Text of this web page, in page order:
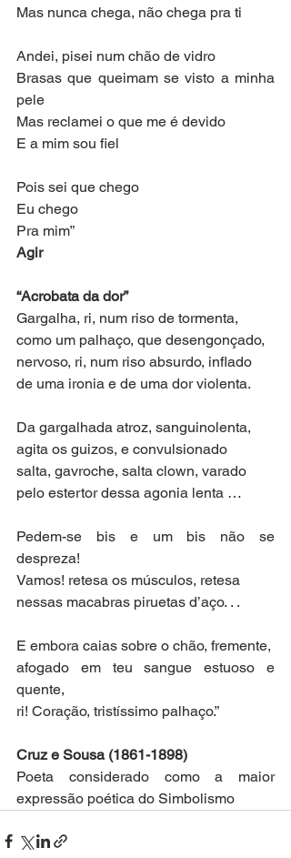
Mas nunca chega, não chega pra ti
Andei, pisei num chão de vidro
Brasas que queimam se visto a minha
pele
Mas reclamei o que me é devido
E a mim sou fiel
Pois sei que chego
Eu chego
Pra mim”
Agir
“Acrobata da dor”
Gargalha, ri, num riso de tormenta,
como um palhaço, que desengonçado,
nervoso, ri, num riso absurdo, inflado
de uma ironia e de uma dor violenta.
Da gargalhada atroz, sanguinolenta,
agita os guizos, e convulsionado
salta, gavroche, salta clown, varado
pelo estertor dessa agonia lenta …
Pedem-se bis e um bis não se
despreza!
Vamos! retesa os músculos, retesa
nessas macabras piruetas d’aço. . .
E embora caias sobre o chão, fremente,
afogado em teu sangue estuoso e
quente,
ri! Coração, tristíssimo palhaço.”
Cruz e Sousa (1861-1898)
Poeta considerado como a maior
expressão poética do Simbolismo